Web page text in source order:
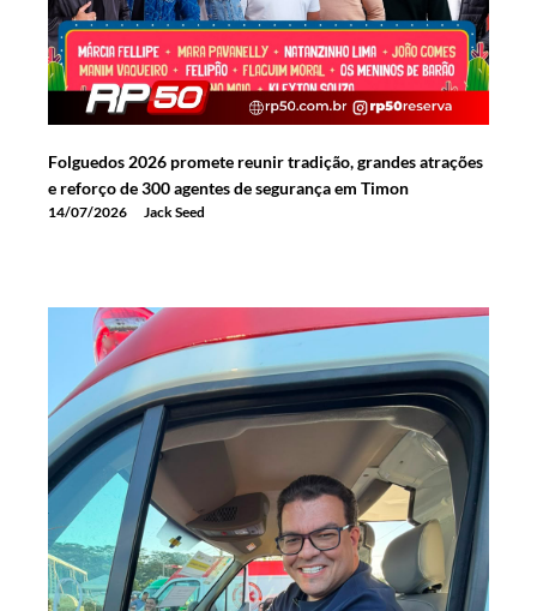
Folguedos 2026 promete reunir tradição, grandes atrações
e reforço de 300 agentes de segurança em Timon
14/07/2026 Jack Seed